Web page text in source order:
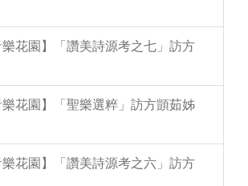
花園】「讚美詩源考之七」訪方
花園】「聖樂選粹」訪方顗茹姊
花園】「讚美詩源考之六」訪方